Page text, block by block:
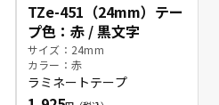
TZe-451（24mm）テー
プ色：赤 / 黒文字
サイズ：24mm
カラー：赤
ラミネートテープ